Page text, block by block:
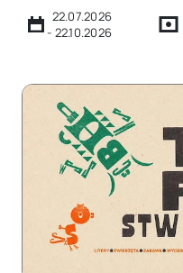
22.07.2026
- 22.10.2026